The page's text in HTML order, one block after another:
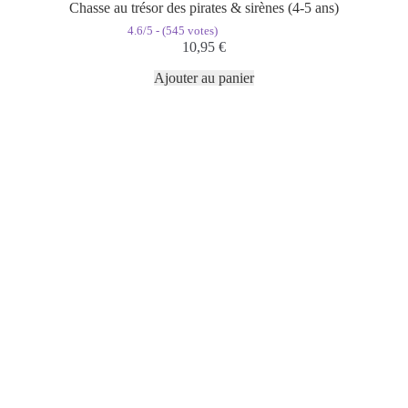
Chasse au trésor des pirates & sirènes (4-5 ans)
4.6/5 - (545 votes)
10,95 €
Ajouter au panier